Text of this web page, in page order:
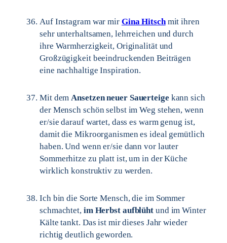
Auf Instagram war mir Gina Hitschmit ihren
sehr unterhaltsamen, lehrreichen und durch
ihre Warmherzigkeit, Originalität und
Großzügigkeit beeindruckenden Beiträgen
eine nachhaltige Inspiration.
Mit demAnsetzen neuer Sauerteige kann sich
der Mensch schön selbst im Weg stehen, wenn
er/sie darauf wartet, dass es warm genug ist,
damit die Mikroorganismen es ideal gemütlich
haben. Und wenn er/sie dann vor lauter
Sommerhitze zu platt ist, um in der Küche
wirklich konstruktiv zu werden.
Ich bin die Sorte Mensch, die im Sommer
schmachtet, im Herbst aufblüht und im Winter
Kälte tankt. Das ist mir dieses Jahr wieder
richtig deutlich geworden.